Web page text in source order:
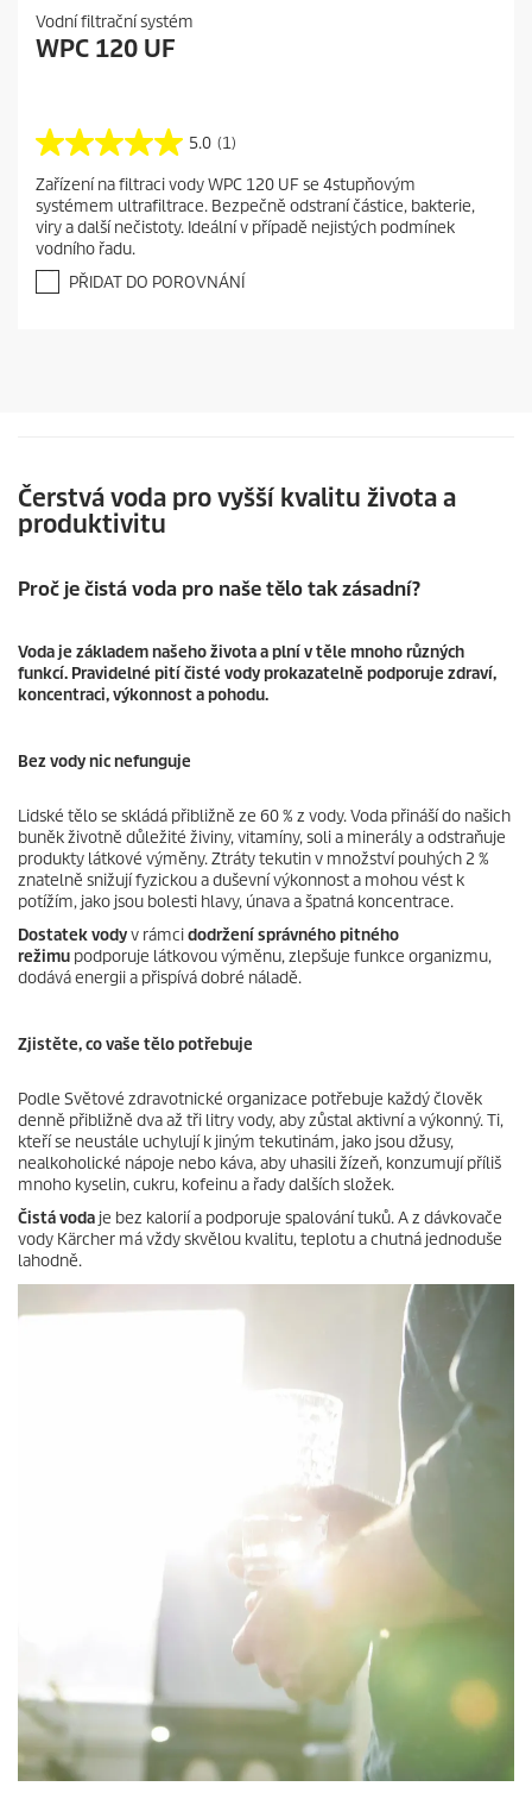
Vodní filtrační systém
WPC 120 UF
5.0 (1)
5
.
0
z
5
h
r
e
c
n
z
Zařízení na filtraci vody WPC 120 UF se 4stupňovým
systémem ultrafiltrace. Bezpečně odstraní částice, bakterie,
viry a další nečistoty. Ideální v případě nejistých podmínek
vodního řadu.
PŘIDAT DO POROVNÁNÍ
Čerstvá voda pro vyšší kvalitu života a
produktivitu
Proč je čistá voda pro naše tělo tak zásadní?
Voda je základem našeho života a plní v těle mnoho různých
funkcí. Pravidelné pití čisté vody prokazatelně podporuje zdraví,
koncentraci, výkonnost a pohodu.
Bez vody nic nefunguje
Lidské tělo se skládá přibližně ze 60 % z vody. Voda přináší do našich
buněk životně důležité živiny, vitamíny, soli a minerály a odstraňuje
produkty látkové výměny. Ztráty tekutin v množství pouhých 2 %
znatelně snižují fyzickou a duševní výkonnost a mohou vést k
potížím, jako jsou bolesti hlavy, únava a špatná koncentrace.
Dostatek vodyv rámcidodržení správného pitného
režimu podporuje látkovou výměnu, zlepšuje funkce organizmu,
dodává energii a přispívá dobré náladě.
Zjistěte, co vaše tělo potřebuje
Podle Světové zdravotnické organizace potřebuje každý člověk
denně přibližně dva až tři litry vody, aby zůstal aktivní a výkonný. Ti,
kteří se neustále uchylují k jiným tekutinám, jako jsou džusy,
nealkoholické nápoje nebo káva, aby uhasili žízeň, konzumují příliš
mnoho kyselin, cukru, kofeinu a řady dalších složek.
Čistá voda je bez kalorií a podporuje spalování tuků. A z dávkovače
vody Kärcher má vždy skvělou kvalitu, teplotu a chutná jednoduše
lahodně.